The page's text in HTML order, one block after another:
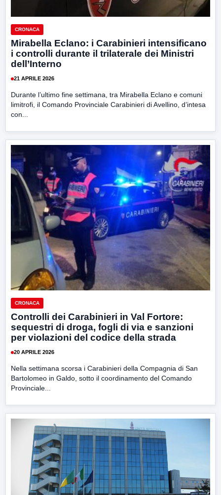
CRONACA
Mirabella Eclano: i Carabinieri intensificano
i controlli durante il trilaterale dei Ministri
dell’Interno
21 APRILE 2026
Durante l’ultimo fine settimana, tra Mirabella Eclano e comuni
limitrofi, il Comando Provinciale Carabinieri di Avellino, d’intesa
con...
CRONACA
Controlli dei Carabinieri in Val Fortore:
sequestri di droga, fogli di via e sanzioni
per violazioni del codice della strada
20 APRILE 2026
Nella settimana scorsa i Carabinieri della Compagnia di San
Bartolomeo in Galdo, sotto il coordinamento del Comando
Provinciale...